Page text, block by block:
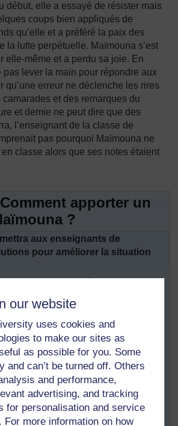
our website
uses cookies and
to make our sites as
as possible for you. Some
and can’t be turned off. Others
and performance,
advertising, and tracking
for personalisation and service
For more information on how
début, elle a essayé de résister mais
coups bien appliqués de
qu’elle et a préféré la paix des
la lutte perpétuelle. Maïmouna s’est
elle-même et a perdu sa joie. En
pas lever la main pour répondre aux
qu’une erreur ne déclenche les rires
et des remarques du
et demie ne peut dire que des
l’enseignant de la classe de
pas pourquoi Maïmouna ne
classe alors que ses notes étaient
apporter un
?
aux enseignants de
pour améliorer la situation
viennent à l’esprit pour apporter un
mettre leurs solutions en commun
en réfléchissant particulièrement sur
aiderait Maïmouna à gagner de la
elle.
travaillant seul, notez